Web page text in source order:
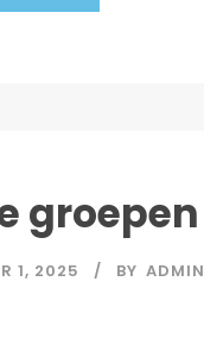
groepen
1, 2025 BY ADMIN